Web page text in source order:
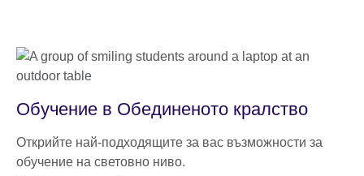
Обучение в Обединеното кралство
Открийте най-подходящите за вас възможности за
обучение на световно ниво.